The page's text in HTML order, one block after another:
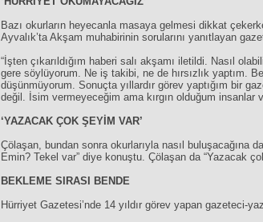
Bazı okurların heyecanla masaya gelmesi dikkat
Ayvalık’ta Akşam muhabirinin sorularını yanıtlayan
“İşten çıkarıldığım haberi salı akşamı iletildi. Nasıl
gere söylüyorum. Ne iş takibi, ne de hırsızlık yaptım.
düşünmüyorum. Sonuçta yıllardır görev yaptığım bir
değil. İsim vermeyeceğim ama kırgın olduğum insanlar
‘YAZACAK ÇOK ŞEYİM VAR’
Çölaşan, bundan sonra okurlarıyla nasıl buluşacağına
Emin? Tekel var” diye konuştu. Çölaşan da “Yazacak
BEKLEME SIRASI BENDE
Hürriyet Gazetesi’nde 14 yıldır görev yapan gazeteci-